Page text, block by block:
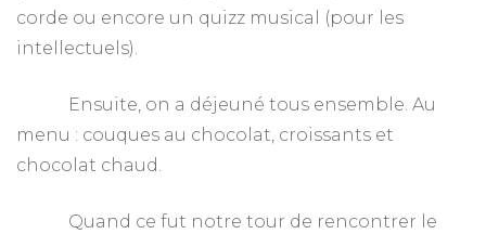
corde ou encore un quizz musical (pour les
intellectuels).
Ensuite, on a déjeuné tous ensemble. Au
menu : couques au chocolat, croissants et
chocolat chaud.
Quand ce fut notre tour de rencontrer le